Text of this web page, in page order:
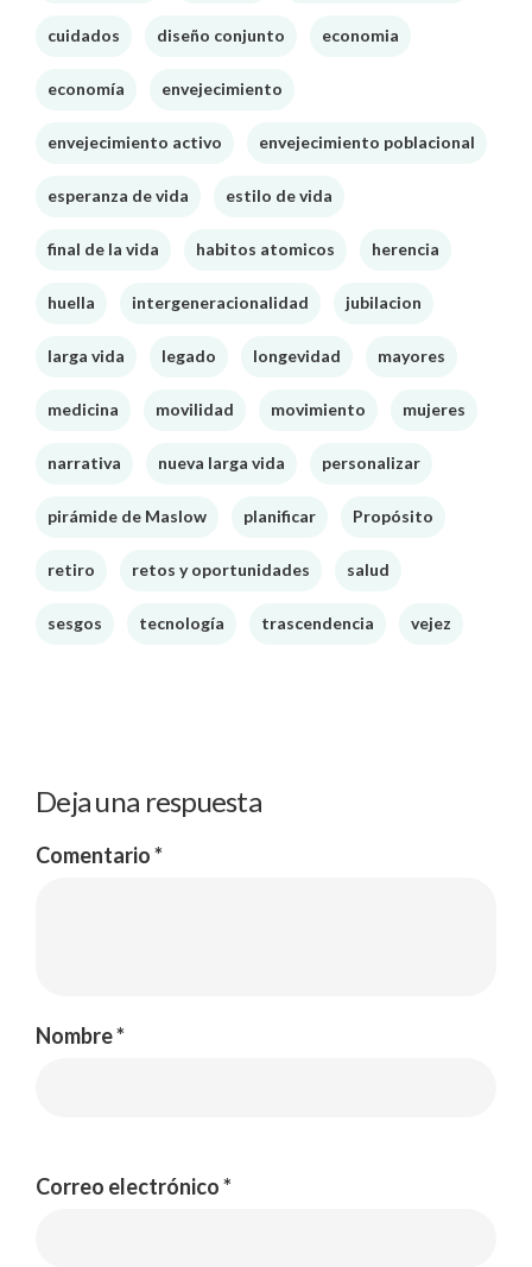
cuidados diseño conjunto economia
economía envejecimiento
envejecimiento activo envejecimiento poblacional
esperanza de vida estilo de vida
final de la vida habitos atomicos herencia
huella intergeneracionalidad jubilacion
larga vida legado longevidad mayores
medicina movilidad movimiento mujeres
narrativa nueva larga vida personalizar
pirámide de Maslow planificar Propósito
retiro retos y oportunidades salud
sesgos tecnología trascendencia vejez
Deja una respuesta
Comentario*
Nombre*
Correo electrónico*